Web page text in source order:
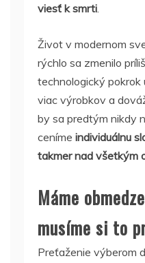
viesť k smrti.
Život v modernom
rýchlo sa zmenilo
technologický pokrok
viac výrobkov a
by sa predtým nikdy
ceníme individuálnu
takmer nad všetkým
Máme
musíme si to
Preťaženie výberom